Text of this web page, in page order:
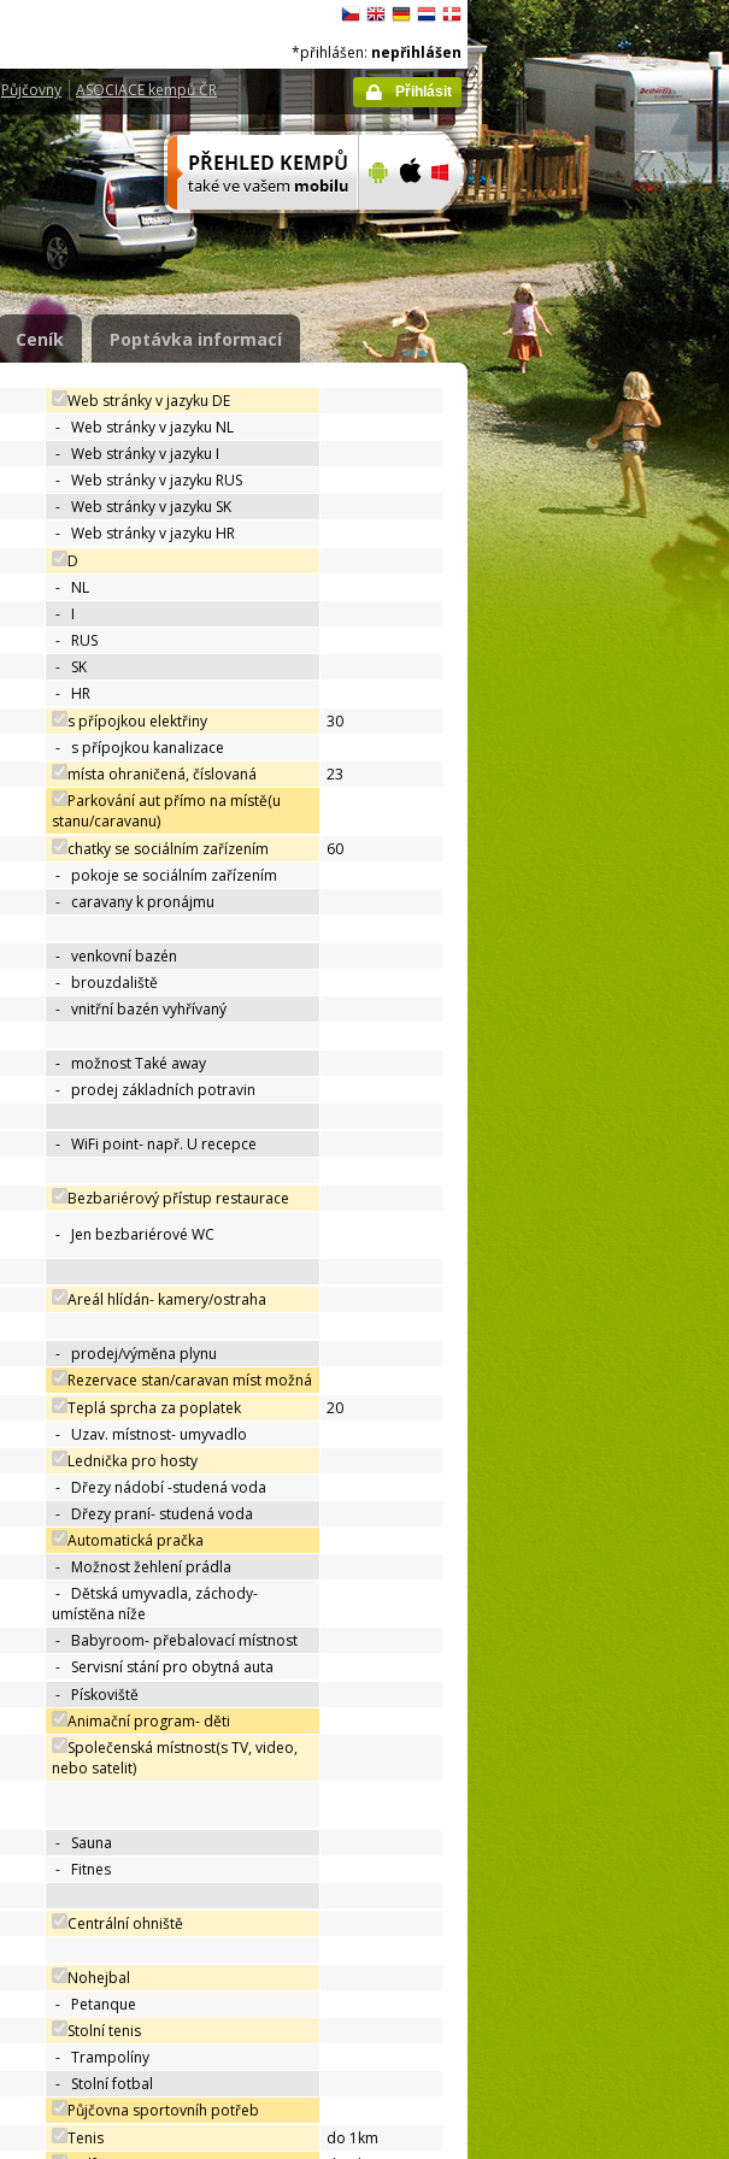
Půjčovny ASOCIACE kempů ČR
*přihlášen: nepřihlášen
Přihlásit
Ceník Poptávka informací
Web stránky v jazyku DE
- Web stránky v jazyku NL
- Web stránky v jazyku I
- Web stránky v jazyku RUS
- Web stránky v jazyku SK
- Web stránky v jazyku HR
D
- NL
- I
- RUS
- SK
- HR
s přípojkou elektřiny
30
- s přípojkou kanalizace
místa ohraničená, číslovaná
23
Parkování aut přímo na místě(u
stanu/caravanu)
chatky se sociálním zařízením
60
- pokoje se sociálním zařízením
- caravany k pronájmu
- venkovní bazén
- brouzdaliště
- vnitřní bazén vyhřívaný
- možnost Také away
- prodej základních potravin
- WiFi point- např. U recepce
Bezbariérový přístup restaurace
- Jen bezbariérové WC
Areál hlídán- kamery/ostraha
- prodej/výměna plynu
Rezervace stan/caravan míst možná
Teplá sprcha za poplatek
20
- Uzav. místnost- umyvadlo
Lednička pro hosty
- Dřezy nádobí -studená voda
- Dřezy praní- studená voda
Automatická pračka
- Možnost žehlení prádla
- Dětská umyvadla, záchody-
umístěna níže
- Babyroom- přebalovací místnost
- Servisní stání pro obytná auta
- Pískoviště
Animační program- děti
Společenská místnost(s TV, video,
nebo satelit)
- Sauna
- Fitnes
Centrální ohniště
Nohejbal
- Petanque
Stolní tenis
- Trampolíny
- Stolní fotbal
Půjčovna sportovníh potřeb
Tenis
do 1km